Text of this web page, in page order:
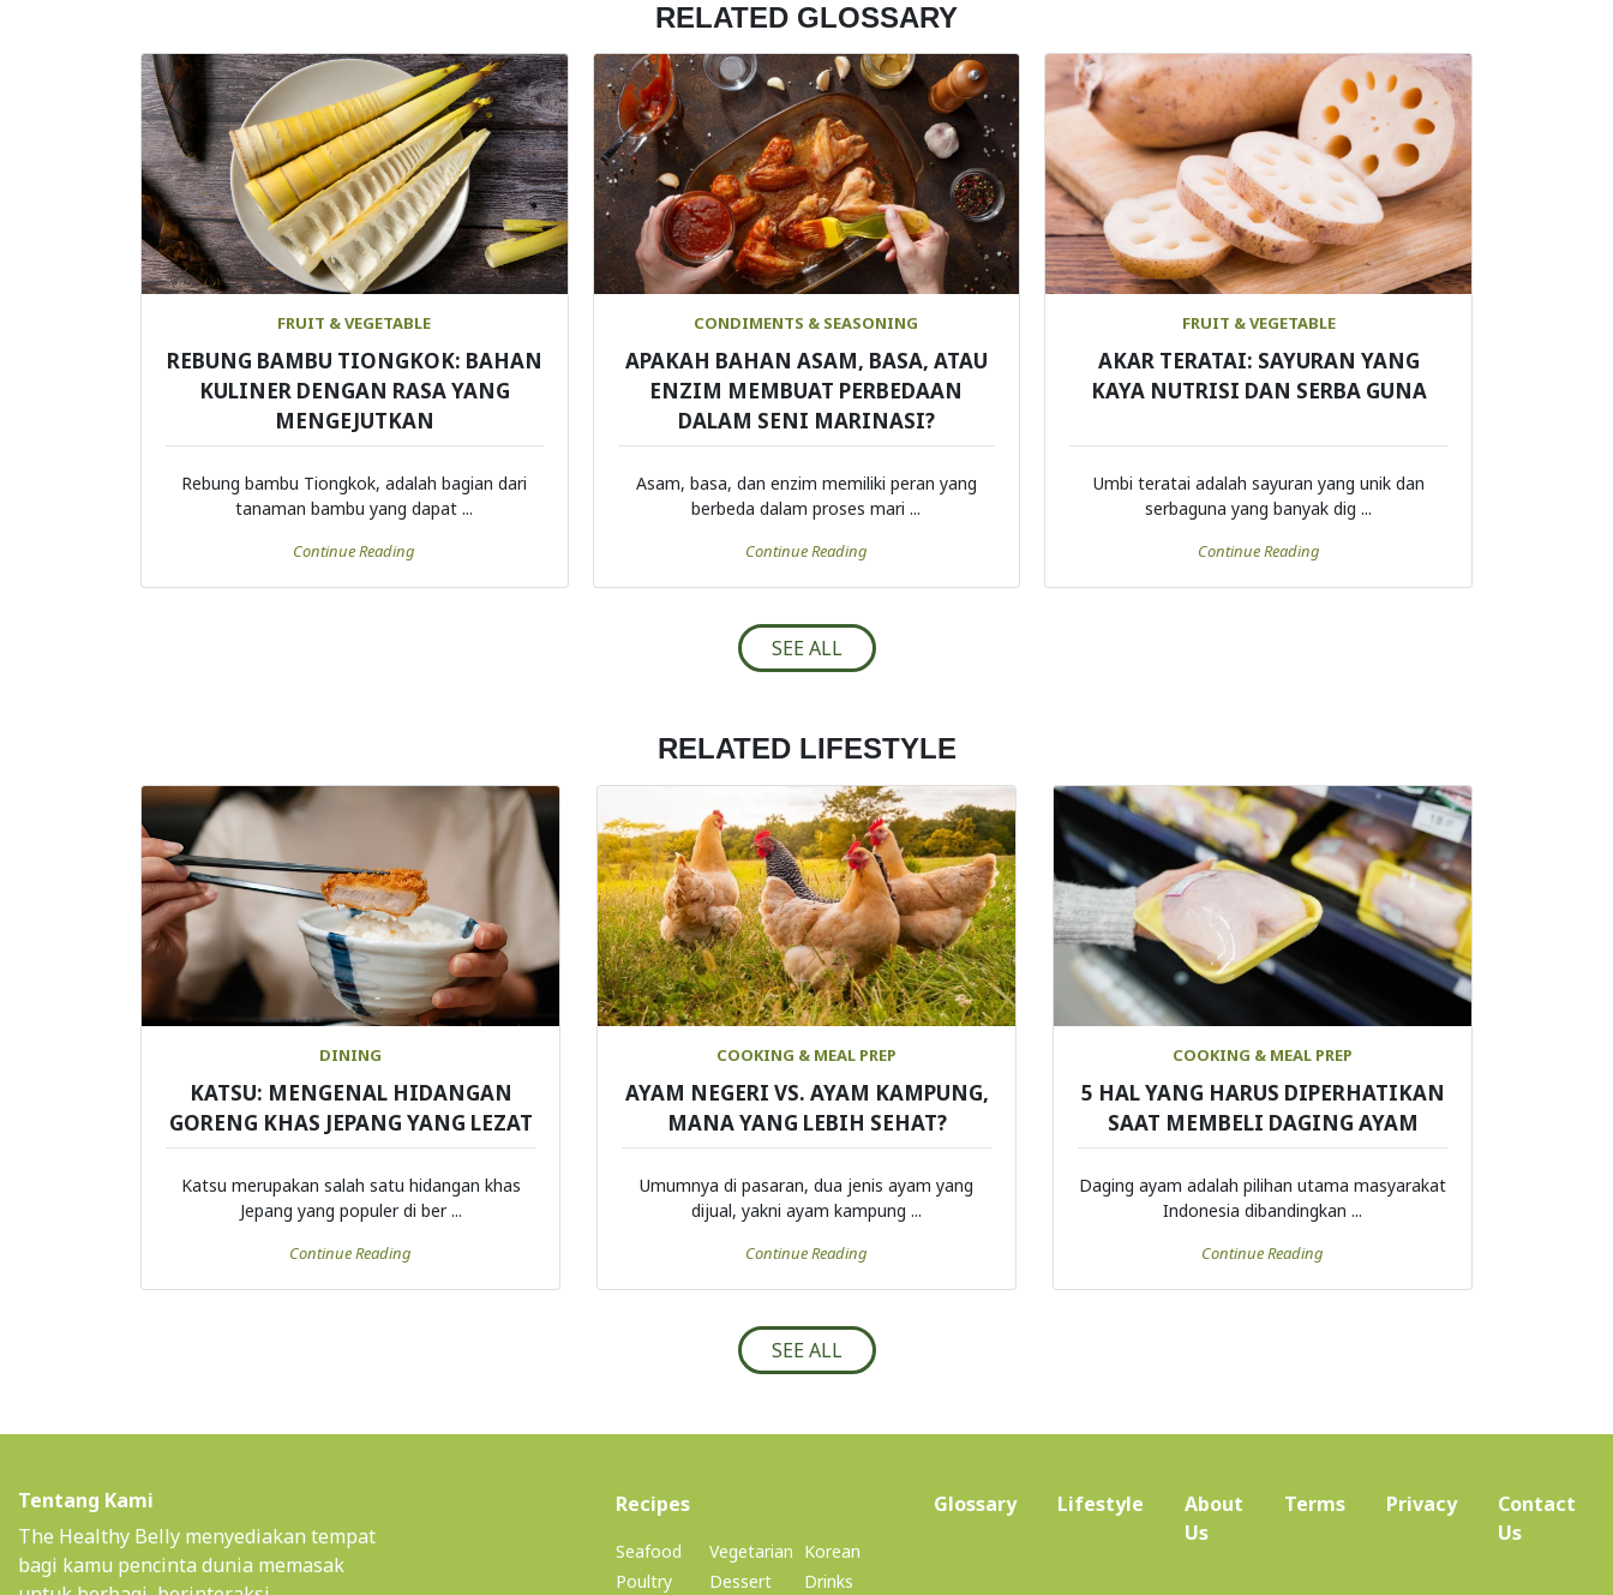
RELATED GLOSSARY
FRUIT & VEGETABLE
REBUNG BAMBU TIONGKOK: BAHAN
KULINER DENGAN RASA YANG
MENGEJUTKAN
Rebung bambu Tiongkok, adalah bagian dari
tanaman bambu yang dapat ...
Continue Reading
CONDIMENTS & SEASONING
APAKAH BAHAN ASAM, BASA, ATAU
ENZIM MEMBUAT PERBEDAAN
DALAM SENI MARINASI?
Asam, basa, dan enzim memiliki peran yang
berbeda dalam proses mari ...
Continue Reading
FRUIT & VEGETABLE
AKAR TERATAI: SAYURAN YANG
KAYA NUTRISI DAN SERBA GUNA
Umbi teratai adalah sayuran yang unik dan
serbaguna yang banyak dig ...
Continue Reading
SEE ALL
RELATED LIFESTYLE
DINING
KATSU: MENGENAL HIDANGAN
GORENG KHAS JEPANG YANG LEZAT
Katsu merupakan salah satu hidangan khas
Jepang yang populer di ber ...
Continue Reading
COOKING & MEAL PREP
AYAM NEGERI VS. AYAM KAMPUNG,
MANA YANG LEBIH SEHAT?
Umumnya di pasaran, dua jenis ayam yang
dijual, yakni ayam kampung ...
Continue Reading
COOKING & MEAL PREP
5 HAL YANG HARUS DIPERHATIKAN
SAAT MEMBELI DAGING AYAM
Daging ayam adalah pilihan utama masyarakat
Indonesia dibandingkan ...
Continue Reading
SEE ALL
Tentang Kami
The Healthy Belly menyediakan tempat
bagi kamu pencinta dunia memasak
Recipes(current)
Seafood
Poultry
Vegetarian
Dessert
Korean
Drinks
Glossary Lifestyle
About
Us(current)
Terms Privacy
Contact
Us